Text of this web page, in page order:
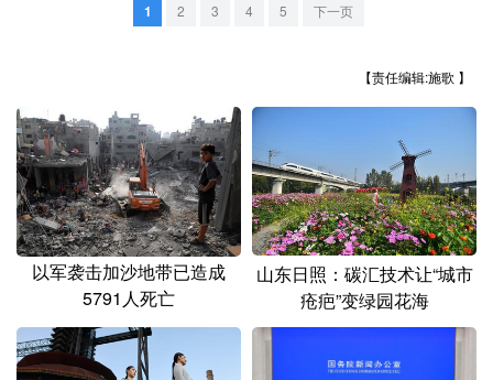
天津
浙江 安徽
山东 河南 湖北 湖南
广东 广西 海南 重庆
四川 贵州 云南 西藏
陕西 甘肃 青海 宁夏
新疆
1 2 3 4 5 下一页
【责任编辑:施歌 】
以军袭击加沙地带已造成
5791人死亡
山东日照：碳汇技术让“城市
疮疤”变绿园花海